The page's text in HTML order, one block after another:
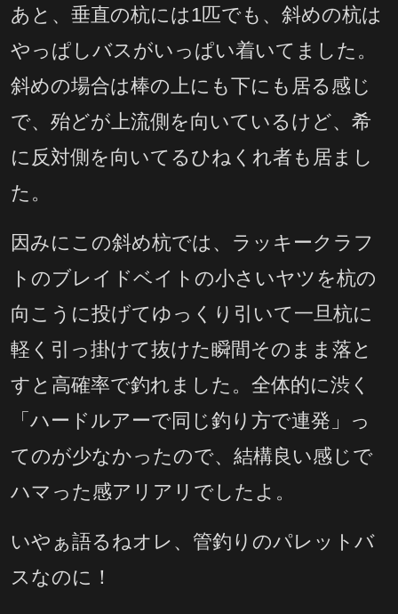
あと、垂直の杭には1匹でも、斜めの杭は
やっぱしバスがいっぱい着いてました。
斜めの場合は棒の上にも下にも居る感じ
で、殆どが上流側を向いているけど、希
に反対側を向いてるひねくれ者も居まし
た。
因みにこの斜め杭では、ラッキークラフ
トのブレイドベイトの小さいヤツを杭の
向こうに投げてゆっくり引いて一旦杭に
軽く引っ掛けて抜けた瞬間そのまま落と
すと高確率で釣れました。全体的に渋く
「ハードルアーで同じ釣り方で連発」っ
てのが少なかったので、結構良い感じで
ハマった感アリアリでしたよ。
いやぁ語るねオレ、管釣りのパレットバ
スなのに！